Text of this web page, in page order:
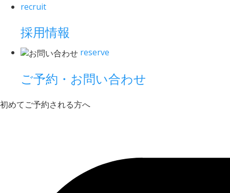
recruit
採用情報
reserve
ご予約・お問い合わせ
初めてご予約される方へ